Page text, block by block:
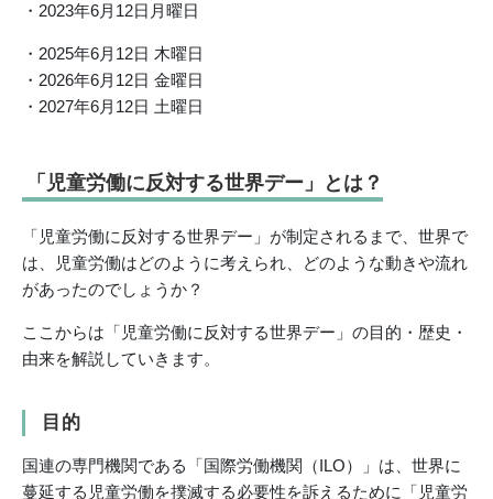
・2023年6月12日月曜日
・2025年6月12日 木曜日
・2026年6月12日 金曜日
・2027年6月12日 土曜日
「児童労働に反対する世界デー」とは？
「児童労働に反対する世界デー」が制定されるまで、世界で
は、児童労働はどのように考えられ、どのような動きや流れ
があったのでしょうか？
ここからは「児童労働に反対する世界デー」の目的・歴史・
由来を解説していきます。
目的
国連の専門機関である「国際労働機関（ILO）」は、世界に
蔓延する児童労働を撲滅する必要性を訴えるために「児童労